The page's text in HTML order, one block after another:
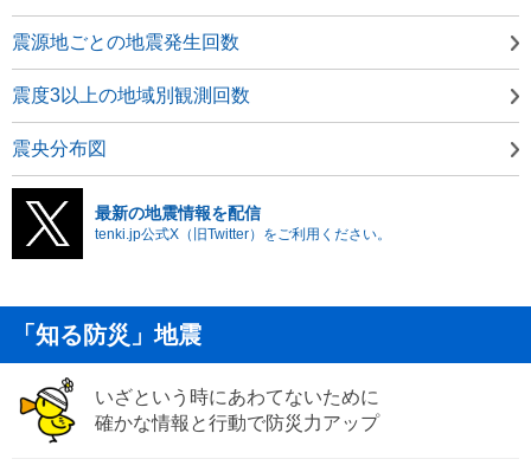
震源地ごとの地震発生回数
震度3以上の地域別観測回数
震央分布図
最新の地震情報を配信
tenki.jp公式X（旧Twitter）をご利用ください。
「知る防災」地震
いざという時にあわてないために
確かな情報と行動で防災力アップ